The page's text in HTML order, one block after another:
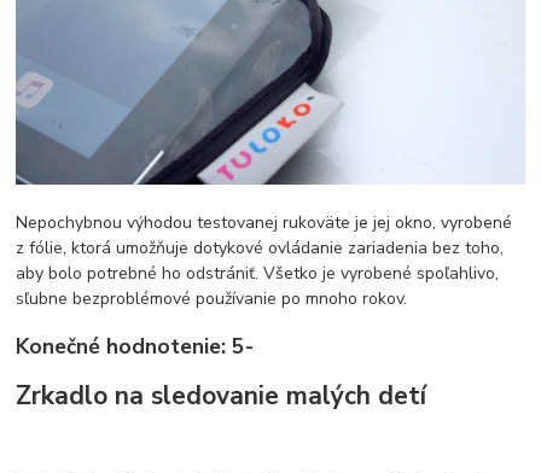
Nepochybnou výhodou testovanej rukoväte je jej okno, vyrobené
z fólie, ktorá umožňuje dotykové ovládanie zariadenia bez toho,
aby bolo potrebné ho odstrániť. Všetko je vyrobené spoľahlivo,
sľubne bezproblémové používanie po mnoho rokov.
Konečné hodnotenie: 5-
Zrkadlo na sledovanie malých detí